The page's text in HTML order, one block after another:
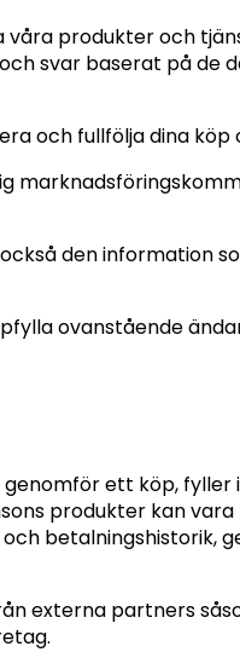
produkter och
svar baserat på
och fullfölja dina
den information
ovanstående
ett köp,
produkter kan
externa partners